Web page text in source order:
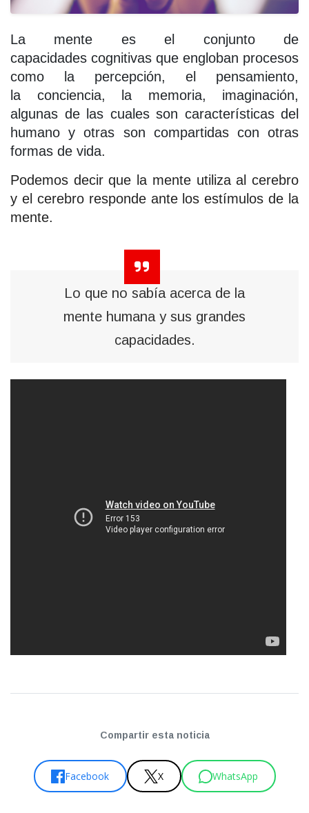
La mente
es el conjunto de
capacidades cognitivas que engloban procesos
como la percepción, el pensamiento,
la conciencia, la memoria, imaginación,
algunas de las cuales son características del
humano y otras son compartidas con otras
formas de vida.
Podemos decir que la mente utiliza al cerebro
y el cerebro responde ante los estímulos de la
mente.
Lo que no sabía acerca de la
mente humana y sus grandes
capacidades.
Compartir esta noticia
Facebook X WhatsApp